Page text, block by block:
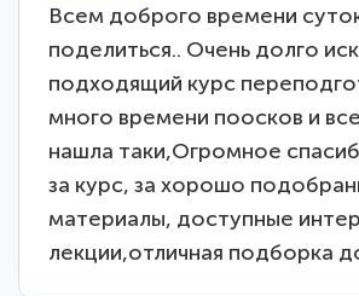
Всем доброго времени
поделиться.. Очень долго
подходящий курс
много времени поосков и
нашла таки,Огромное
за курс, за хорошо
материалы, доступные
лекции,отличная подборка